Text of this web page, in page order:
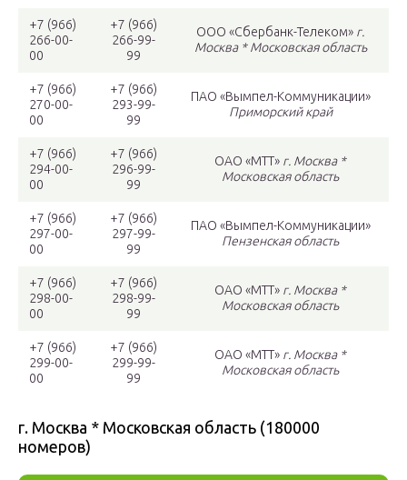
+7 (966)
266-00-
00
+7 (966)
266-99-
99
ООО «Сбербанк-Телеком» г.
Москва * Московская область
+7 (966)
270-00-
00
+7 (966)
293-99-
99
ПАО «Вымпел-Коммуникации»
Приморский край
+7 (966)
294-00-
00
+7 (966)
296-99-
99
ОАО «МТТ» г. Москва *
Московская область
+7 (966)
297-00-
00
+7 (966)
297-99-
99
ПАО «Вымпел-Коммуникации»
Пензенская область
+7 (966)
298-00-
00
+7 (966)
298-99-
99
ОАО «МТТ» г. Москва *
Московская область
+7 (966)
299-00-
00
+7 (966)
299-99-
99
ОАО «МТТ» г. Москва *
Московская область
г. Москва * Московская область (180000
номеров)